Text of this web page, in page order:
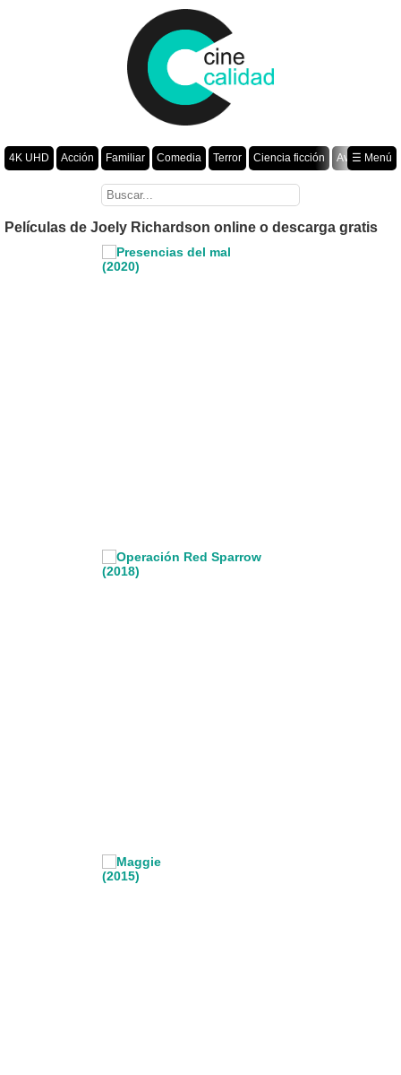
4K UHD Acción Familiar Comedia Terror Ciencia ficción
Aventura
Romance Fantasía Drama Animación Crimen
☰ Menú
Películas de Joely Richardson online o descarga gratis